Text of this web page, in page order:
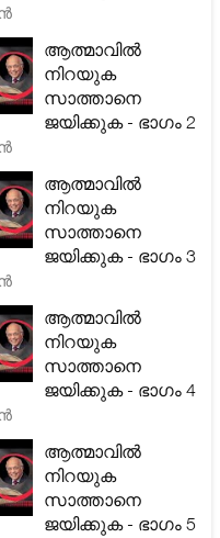
ആത്മാവിൽ
നിറയുക
സാത്താനെ
ജയിക്കുക - ഭാഗം 2
ആത്മാവിൽ
നിറയുക
സാത്താനെ
ജയിക്കുക - ഭാഗം 3
ആത്മാവിൽ
നിറയുക
സാത്താനെ
ജയിക്കുക - ഭാഗം 4
ആത്മാവിൽ
നിറയുക
സാത്താനെ
ജയിക്കുക - ഭാഗം 5